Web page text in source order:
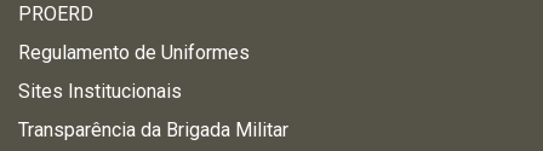
PROERD
Regulamento de Uniformes
Sites Institucionais
Transparência da Brigada Militar